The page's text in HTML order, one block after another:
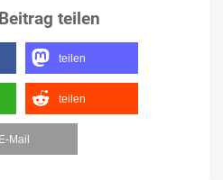
teilen
teilen
teilen
E-Mail